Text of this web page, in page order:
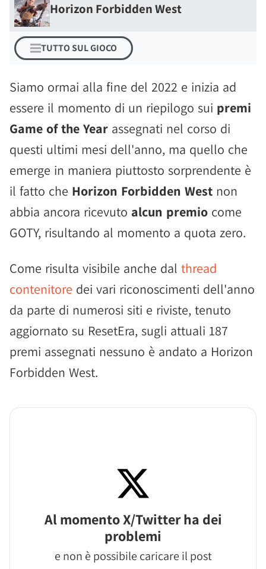
Horizon Forbidden West
TUTTO SUL GIOCO
Siamo ormai alla fine del 2022 e inizia ad
essere il momento di un riepilogo sui premi
Game of the Year assegnati nel corso di
questi ultimi mesi dell'anno, ma quello che
emerge in maniera piuttosto sorprendente è
il fatto che Horizon Forbidden West non
abbia ancora ricevuto alcun premio come
GOTY, risultando al momento a quota zero.
Come risulta visibile anche dal thread
contenitore dei vari riconoscimenti dell'anno
da parte di numerosi siti e riviste, tenuto
aggiornato su ResetEra, sugli attuali 187
premi assegnati nessuno è andato a Horizon
Forbidden West.
Al momento X/Twitter ha dei
problemi
e non è possibile caricare il post